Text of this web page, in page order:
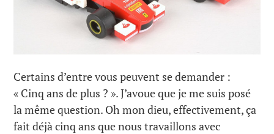
Certains d’entre vous peuvent se demander :
« Cinq ans de plus ? ». J’avoue que je me suis posé
la même question. Oh mon dieu, effectivement, ça
fait déjà cinq ans que nous travaillons avec